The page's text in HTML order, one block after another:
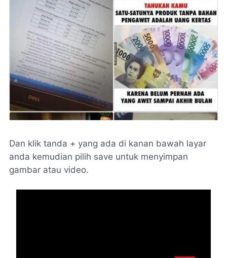
Dan klik tanda + yang ada di kanan bawah layar
anda kemudian pilih save untuk menyimpan
gambar atau video.